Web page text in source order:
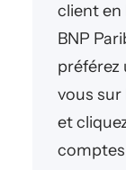
client en
BNP
préférez
vous sur
et